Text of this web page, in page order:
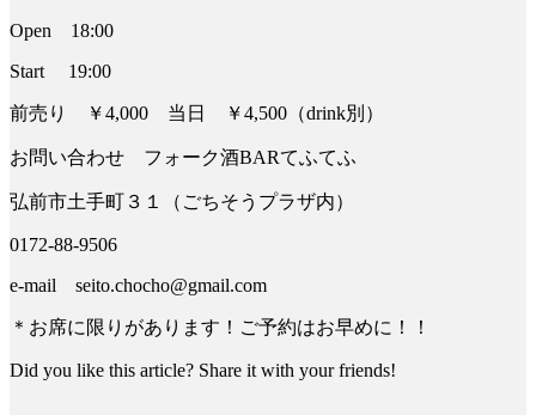
Open 18:00
Start 19:00
前売り ￥4,000 当日 ￥4,500（drink別）
お問い合わせ フォーク酒BARてふてふ
弘前市土手町３１（ごちそうプラザ内）
0172-88-9506
e-mail seito.chocho@gmail.com
＊お席に限りがあります！ご予約はお早めに！！
Did you like this article? Share it with your friends!